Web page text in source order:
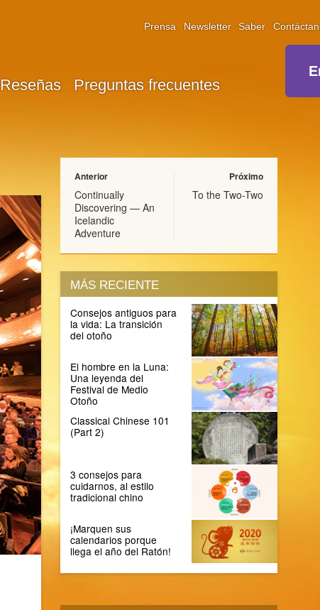
Reseñas Preguntas frecuentes
Prensa Newsletter Saber
Anterior
Continually
Discovering — An
Icelandic
Adventure
Próximo
To the Two-Two
MÁS RECIENTE
Consejos antiguos para
la vida: La transición
del otoño
El hombre en la Luna:
Una leyenda del
Festival de Medio
Otoño
Classical Chinese 101
(Part 2)
3 consejos para
cuidarnos, al estilo
tradicional chino
¡Marquen sus
calendarios porque
llega el año del Ratón!